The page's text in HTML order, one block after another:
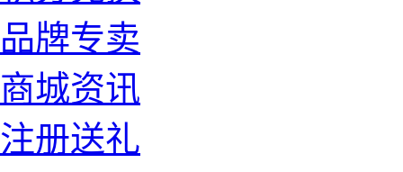
品牌专卖
商城资讯
注册送礼